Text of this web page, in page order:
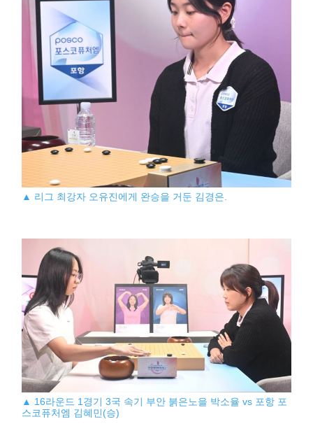
▲ 리그 최강자 오유진에게 완승을 거둔 김경은.
▲ 16라운드 1경기 3국 속기 부안 붉은노을 박소율 vs 포항 포
스코퓨처엠 김혜민(승)